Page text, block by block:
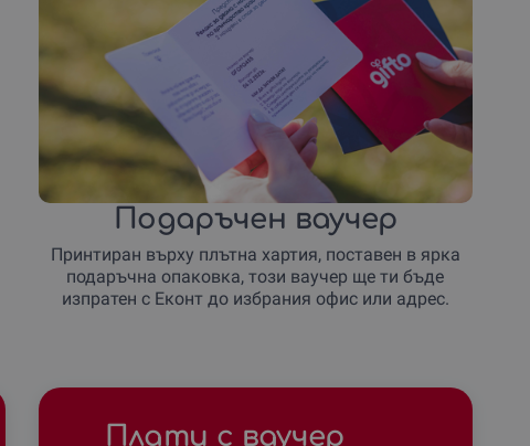
Подаръчен ваучер
Принтиран върху плътна хартия, поставен в ярка
подаръчна опаковка, този ваучер ще ти бъде
изпратен с Еконт до избрания офис или адрес.
Плати с ваучер